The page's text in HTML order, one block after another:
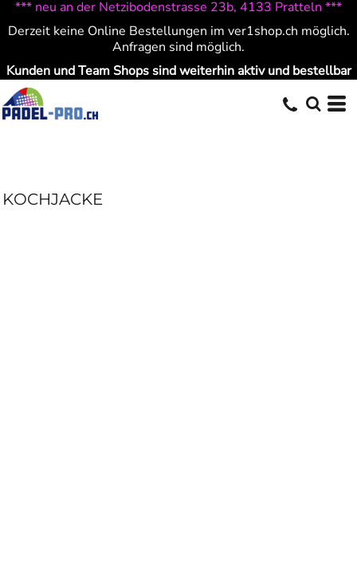
*** neu an der Netzibodenstrasse 23b, 4133 Pratteln ***
Derzeit keine Online Bestellungen im ver1shop.ch möglich.
Anfragen sind möglich.
Kunden und Team Shops sind weiterhin aktiv und bestellbar
KOCHJACKE